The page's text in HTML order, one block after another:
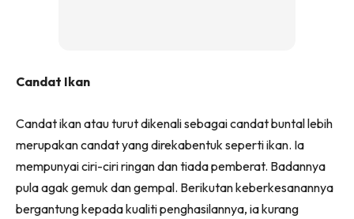
Candat Ikan
Candat ikan atau turut dikenali sebagai candat buntal lebih
merupakan candat yang direkabentuk seperti ikan. Ia
mempunyai ciri-ciri ringan dan tiada pemberat. Badannya
pula agak gemuk dan gempal. Berikutan keberkesanannya
bergantung kepada kualiti penghasilannya, ia kurang